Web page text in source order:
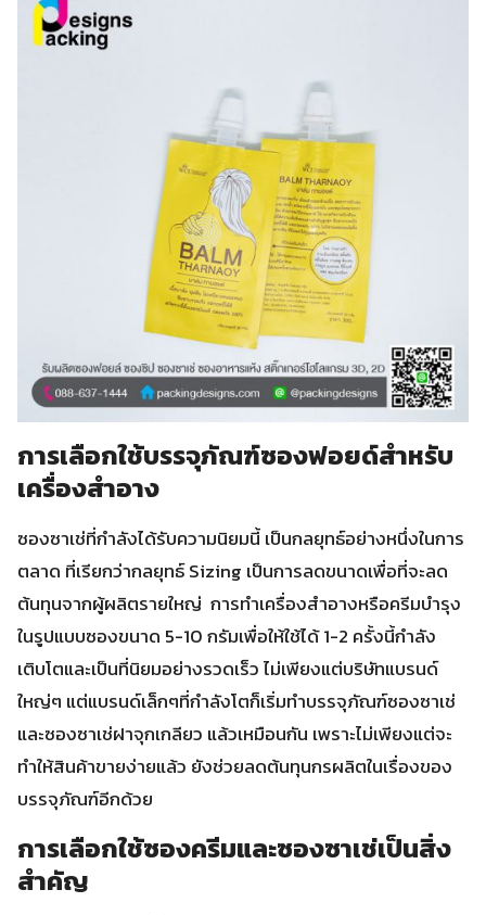
การเลือกใช้บรรจุภัณฑ์ซองฟอยด์สำหรับ
เครื่องสำอาง
ซองซาเช่ที่กำลังได้รับความนิยมนี้ เป็นกลยุทธ์อย่างหนึ่งในการ
ตลาด ที่เรียกว่ากลยุทธ์ Sizing เป็นการลดขนาดเพื่อที่จะลด
ต้นทุนจากผู้ผลิตรายใหญ่ การทำเครื่องสำอางหรือครีมบำรุง
ในรูปแบบซองขนาด 5-10 กรัมเพื่อให้ใช้ได้ 1-2 ครั้งนี้กำลัง
เติบโตและเป็นที่นิยมอย่างรวดเร็ว ไม่เพียงแต่บริษัทแบรนด์
ใหญ่ๆ แต่แบรนด์เล็กๆที่กำลังโตก็เริ่มทำบรรจุภัณฑ์ซองซาเช่
และซองซาเช่ฝาจุกเกลียว แล้วเหมือนกัน เพราะไม่เพียงแต่จะ
ทำให้สินค้าขายง่ายแล้ว ยังช่วยลดต้นทุนกรผลิตในเรื่องของ
บรรจุภัณฑ์อีกด้วย
การเลือกใช้ซองครีมและซองซาเช่เป็นสิ่ง
สำคัญ